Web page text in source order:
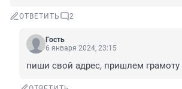
ОТВЕТИТЬ 2
Гость
6 января 2024, 23:15
пиши свой адрес, пришлем грамоту